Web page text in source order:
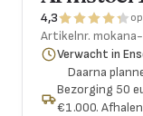
4,3
Artikelnr.
Verwacht in
Daarna
Bezorging 50
€1.000.